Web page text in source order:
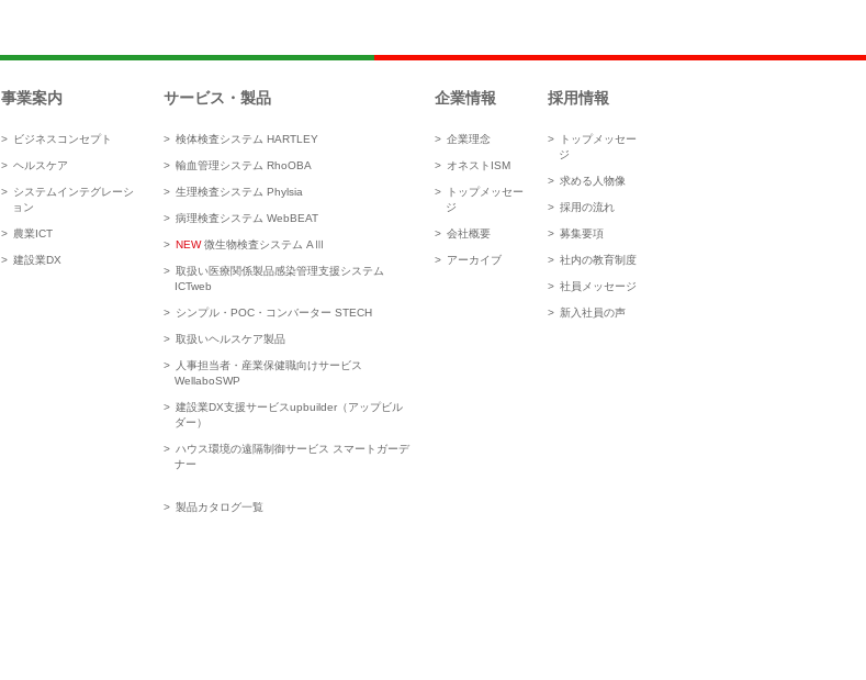
事業案内
ビジネスコンセプト
ヘルスケア
システムインテグレーシ
ョン
農業ICT
建設業DX
サービス・製品
検体検査システム HARTLEY
輸血管理システム RhoOBA
生理検査システム Phylsia
病理検査システム WebBEAT
NEW微生物検査システム AⅢ
取扱い医療関係製品感染管理支援システム
ICTweb
シンプル・POC・コンバーター STECH
取扱いヘルスケア製品
人事担当者・産業保健職向けサービス
WellaboSWP
建設業DX支援サービスupbuilder（アップビル
ダー）
ハウス環境の遠隔制御サービス スマートガーデ
ナー
製品カタログ一覧
企業情報
企業理念
オネストISM
トップメッセー
ジ
会社概要
アーカイブ
採用情報
トップメッセー
ジ
求める人物像
採用の流れ
募集要項
社内の教育制度
社員メッセージ
新入社員の声